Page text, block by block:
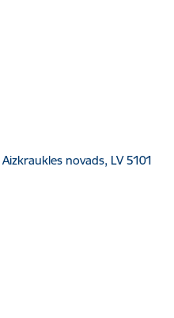
novads, LV 5101